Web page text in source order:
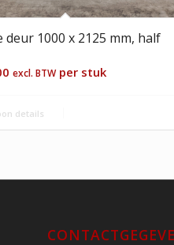
deur 1000 x 2125 mm, half
excl. BTWper stuk
details